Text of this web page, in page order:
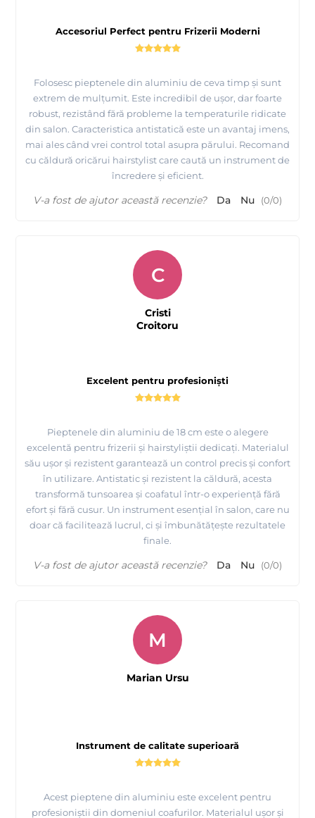
Accesoriul Perfect pentru Frizerii Moderni
Folosesc pieptenele din aluminiu de ceva timp și sunt
extrem de mulțumit. Este incredibil de ușor, dar foarte
robust, rezistând fără probleme la temperaturile ridicate
din salon. Caracteristica antistatică este un avantaj imens,
mai ales când vrei control total asupra părului. Recomand
cu căldură oricărui hairstylist care caută un instrument de
încredere și eficient.
V-a fost de ajutor această recenzie? Da Nu (0/0)
Excelent pentru profesioniști
Pieptenele din aluminiu de 18 cm este o alegere
excelentă pentru frizerii și hairstyliștii dedicați. Materialul
său ușor și rezistent garantează un control precis și confort
în utilizare. Antistatic și rezistent la căldură, acesta
transformă tunsoarea și coafatul într-o experiență fără
efort și fără cusur. Un instrument esențial în salon, care nu
doar că facilitează lucrul, ci și îmbunătățește rezultatele
finale.
C
Cristi
Croitoru
V-a fost de ajutor această recenzie? Da Nu (0/0)
Instrument de calitate superioară
Acest pieptene din aluminiu este excelent pentru
profesioniștii din domeniul coafurilor. Materialul ușor și
M
Marian Ursu